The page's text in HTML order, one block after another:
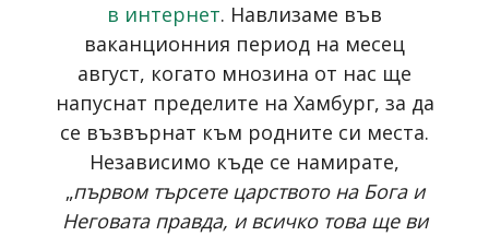
в интернет. Навлизаме във
ваканционния период на месец
август, когато мнозина от нас ще
напуснат пределите на Хамбург, за да
се възвърнат към родните си места.
Независимо къде се намирате,
„първом търсете царството на Бога и
Неговата правда, и всичко това ще ви